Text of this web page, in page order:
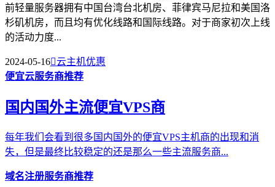
前轻量服务器拥有中国台湾台北机房、菲律宾马尼拉和美国洛
杉矶机房，而且均有优化线路和国际线路。对于商家初次上线
的活动力度...
2024-05-16云主机优惠
便宜云服务商推荐
国内国外主流便宜VPS商
每年我们会看到很多国内国外的便宜VPS主机商的出现和消
失，但是最终比较稳定的还是那么一些主流服务商...
域名注册服务商推荐